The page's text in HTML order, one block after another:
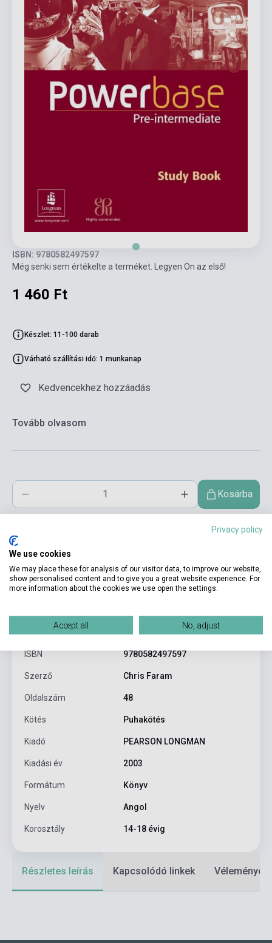
ISBN: 9780582497597
Még senki sem értékelte a terméket. Legyen Ön az első!
1 460 Ft
Készlet: 11-100 darab
Várható szállítási idő: 1 munkanap
Kedvencekhez hozzáadás
Tovább olvasom
Kosárba
Termékjellemzők
ISBN 9780582497597
Szerző Chris Faram
Oldalszám 48
Kötés Puhakötés
Kiadó PEARSON LONGMAN
Kiadási év 2003
Formátum Könyv
Nyelv Angol
Korosztály 14-18 évig
Részletes leírás Kapcsolódó linkek Vélemények
Privacy policy
We use cookies
We may place these for analysis of our visitor data, to improve our website,
show personalised content and to give you a great website experience. For
more information about the cookies we use open the settings.
Accept all No, adjust